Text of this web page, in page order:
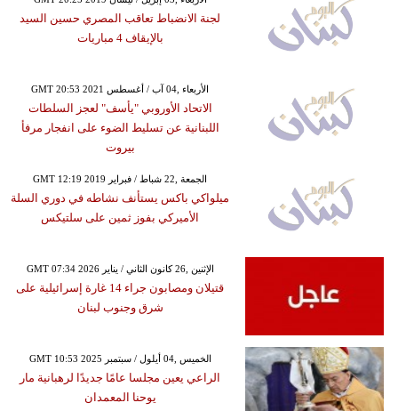
لجنة الانضباط تعاقب المصري حسين السيد
بالإيقاف 4 مباريات
GMT 20:53 2021 الأربعاء ,04 آب / أغسطس
الاتحاد الأوروبي "يأسف" لعجز السلطات
اللبنانية عن تسليط الضوء على انفجار مرفأ
بيروت
GMT 12:19 2019 الجمعة ,22 شباط / فبراير
ميلواكي باكس يستأنف نشاطه في دوري السلة
الأميركي بفوز ثمين على سلتيكس
GMT 07:34 2026 الإثنين ,26 كانون الثاني / يناير
قتيلان ومصابون جراء 14 غارة إسرائيلية على
شرق وجنوب لبنان
GMT 10:53 2025 الخميس ,04 أيلول / سبتمبر
الراعي يعين مجلسا عامًا جديدًا لرهبانية مار
يوحنا المعمدان